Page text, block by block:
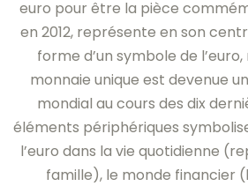
euro pour être la pièce
en 2012, représente en son
forme d’un symbole de
monnaie unique est devenue
mondial au cours des dix
éléments périphériques
l’euro dans la vie quotidienne
famille), le monde financier